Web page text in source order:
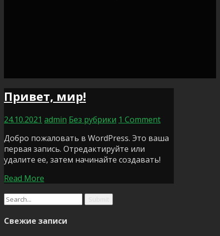
Привет, мир!
24.10.2021 admin Без рубрики 1 Comment
Добро пожаловать в WordPress. Это ваша
первая запись. Отредактируйте или
удалите ее, затем начинайте создавать!
Read More
Свежие записи